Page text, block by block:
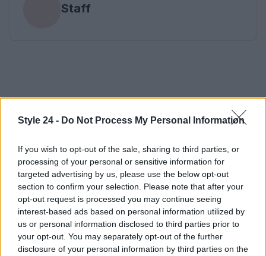
Style 24 - Do Not Process My Personal Information
If you wish to opt-out of the sale, sharing to third parties, or
processing of your personal or sensitive information for
targeted advertising by us, please use the below opt-out
section to confirm your selection. Please note that after your
opt-out request is processed you may continue seeing
interest-based ads based on personal information utilized by
us or personal information disclosed to third parties prior to
your opt-out. You may separately opt-out of the further
disclosure of your personal information by third parties on the
Staff